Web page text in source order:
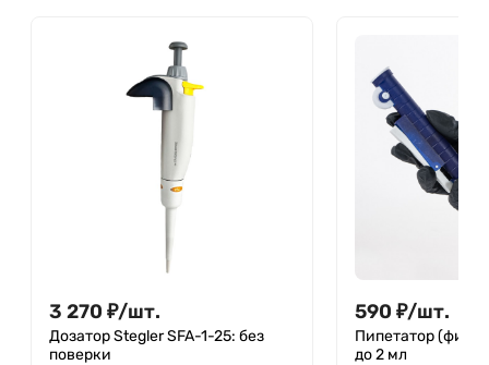
3 270 ₽/шт.
Дозатор Stegler SFA-1-25: без
поверки
590 ₽/шт.
Пипетатор
до 2 мл